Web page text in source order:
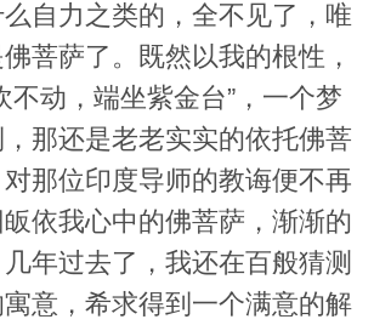
自力之类的，全不见了，唯
菩萨了。既然以我的根性，
不动，端坐紫金台”，一个梦
那还是老老实实的依托佛菩
那位印度导师的教诲便不再
依我心中的佛菩萨，渐渐的
年过去了，我还在百般猜测
意，希求得到一个满意的解